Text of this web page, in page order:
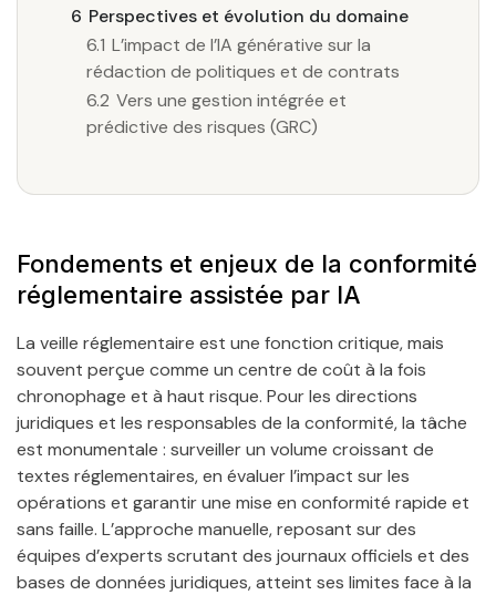
6 Perspectives et évolution du domaine
6.1 L’impact de l’IA générative sur la
rédaction de politiques et de contrats
6.2 Vers une gestion intégrée et
prédictive des risques (GRC)
Fondements et enjeux de la conformité
réglementaire assistée par IA
La veille réglementaire est une fonction critique, mais
souvent perçue comme un centre de coût à la fois
chronophage et à haut risque. Pour les directions
juridiques et les responsables de la conformité, la tâche
est monumentale : surveiller un volume croissant de
textes réglementaires, en évaluer l’impact sur les
opérations et garantir une mise en conformité rapide et
sans faille. L’approche manuelle, reposant sur des
équipes d’experts scrutant des journaux officiels et des
bases de données juridiques, atteint ses limites face à la